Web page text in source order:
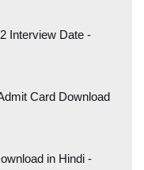
Interview Date -
Card Download
in Hindi -